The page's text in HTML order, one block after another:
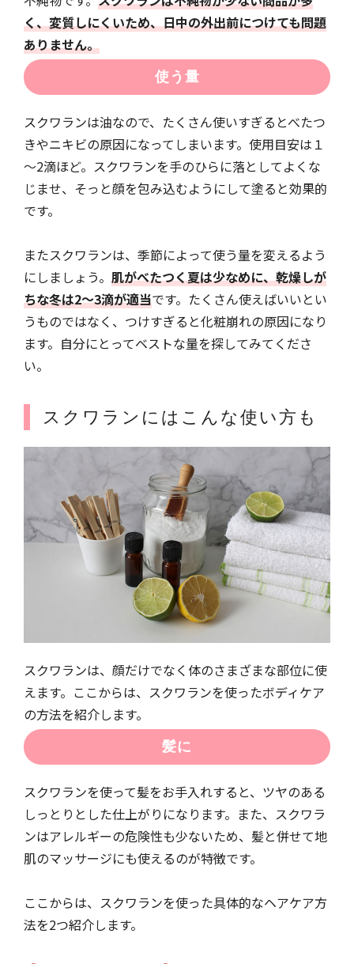
く、変質しにくいため、日中の外出前につけても問題
ありません。
使う量
スクワランは油なので、たくさん使いすぎるとべたつ
きやニキビの原因になってしまいます。使用目安は１
～2滴ほど。スクワランを手のひらに落としてよくな
じませ、そっと顔を包み込むようにして塗ると効果的
です。
またスクワランは、季節によって使う量を変えるよう
にしましょう。 肌がべたつく夏は少なめに、乾燥しが
ちな冬は2～3滴が適当です。たくさん使えばいいとい
うものではなく、つけすぎると化粧崩れの原因になり
ます。自分にとってベストな量を探してみてくださ
い。
スクワランにはこんな使い方も
スクワランは、顔だけでなく体のさまざまな部位に使
えます。ここからは、スクワランを使ったボディケア
の方法を紹介します。
髪に
スクワランを使って髪をお手入れすると、ツヤのある
しっとりとした仕上がりになります。また、スクワラ
ンはアレルギーの危険性も少ないため、髪と併せて地
肌のマッサージにも使えるのが特徴です。
ここからは、スクワランを使った具体的なヘアケア方
法を2つ紹介します。